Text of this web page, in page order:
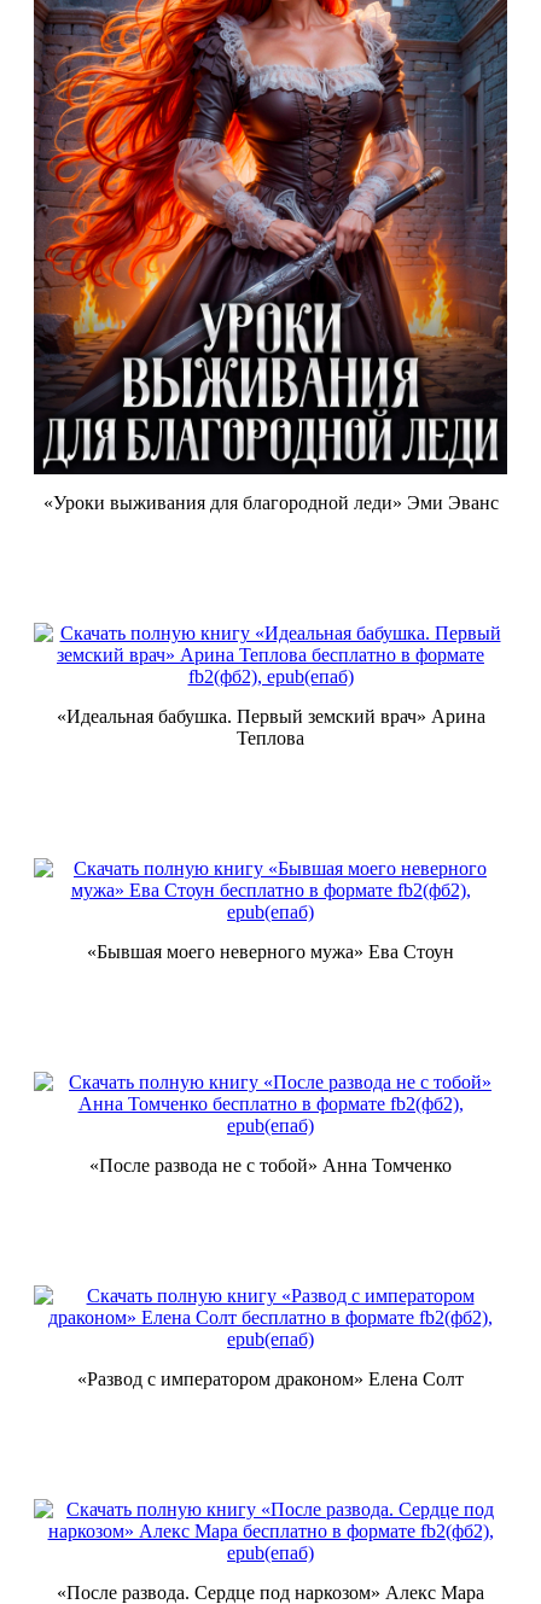
«Уроки выживания для благородной леди» Эми Эванс
«Идеальная бабушка. Первый земский врач» Арина
Теплова
«Бывшая моего неверного мужа» Ева Стоун
«После развода не с тобой» Анна Томченко
«Развод с императором драконом» Елена Солт
«После развода. Сердце под наркозом» Алекс Мара